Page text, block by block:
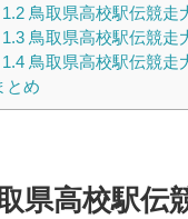
1.2鳥取県高校駅伝競走
1.3鳥取県高校駅伝競走
1.4鳥取県高校駅伝競走
とめ
県高校駅伝